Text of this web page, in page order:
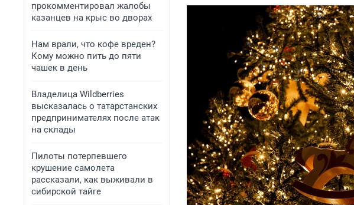
прокомментировал жалобы
казанцев на крыс во дворах
Нам врали, что кофе вреден?
Кому можно пить до пяти
чашек в день
Владелица Wildberries
высказалась о татарстанских
предпринимателях после атак
на склады
Пилоты потерпевшего
крушение самолета
рассказали, как выживали в
сибирской тайге